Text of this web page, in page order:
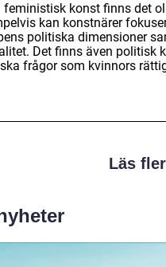
feministisk konst finns det
kan konstnärer
politiska dimensioner
Det finns även politisk
frågor som kvinnors
Läs